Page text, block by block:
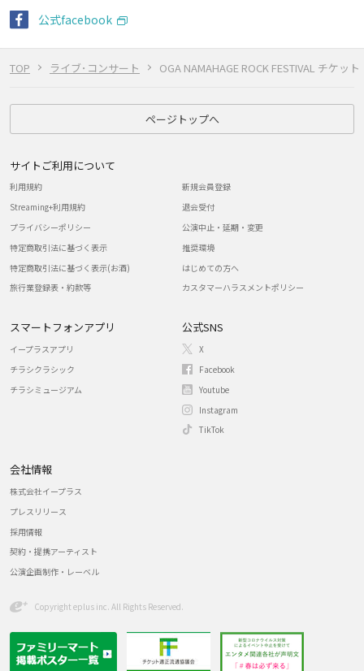
TOP ライブ･コンサート OGA NAMAHAGE ROCK FESTIVAL チケット
公式facebook
ページトップへ
サイトご利用について
利用規約
Streaming+利用規約
プライバシーポリシー
特定商取引法に基づく表示
特定商取引法に基づく表示(お酒)
旅行業登録表・約款等
新規会員登録
退会受付
公演中止・延期・変更
推奨環境
はじめての方へ
カスタマーハラスメントポリシー
スマートフォンアプリ
イープラスアプリ
チラシクラシック
チラシミュージアム
公式SNS
X
Facebook
Youtube
Instagram
TikTok
会社情報
株式会社イープラス
プレスリリース
採用情報
契約・提携アーティスト
公演企画制作・レーベル
Copyright eplus inc. All Rights Reserved.